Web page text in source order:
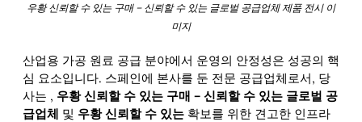
우황 신뢰할 수 있는 구매 – 신뢰할 수 있는 글로벌 공급업체 제품 전시 이
미지
산업용 가공 원료 공급 분야에서 운영의 안정성은 성공의 핵
심 요소입니다. 스페인에 본사를 둔 전문 공급업체로서, 당
사는 , 우황 신뢰할 수 있는 구매 – 신뢰할 수 있는 글로벌 공
급업체 및 우황 신뢰할 수 있는 확보를 위한 견고한 인프라